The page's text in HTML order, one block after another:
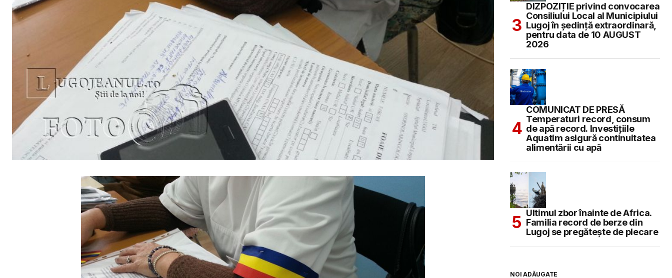
DIZPOZIȚIE privind convocarea
Consiliului Local al Municipiului
Lugoj în şedinţă extraordinară,
pentru data de 10 AUGUST
2026
COMUNICAT DE PRESĂ
Temperaturi record, consum
de apă record. Investițiile
Aquatim asigură continuitatea
alimentării cu apă
Ultimul zbor înainte de Africa.
Familia record de berze din
Lugoj se pregătește de plecare
NOI ADĂUGATE